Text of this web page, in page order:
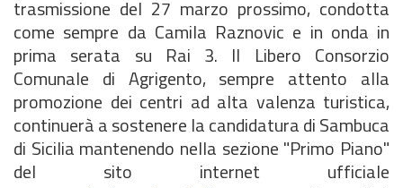
trasmissione del 27 marzo prossimo, condotta
come sempre da Camila Raznovic e in onda in
prima serata su Rai 3. Il Libero Consorzio
Comunale di Agrigento, sempre attento alla
promozione dei centri ad alta valenza turistica,
continuerà a sostenere la candidatura di Sambuca
di Sicilia mantenendo nella sezione "Primo Piano"
del sito internet ufficiale